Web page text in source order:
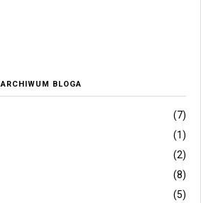
ARCHIWUM BLOGA
(7)
(1)
(2)
(8)
(5)